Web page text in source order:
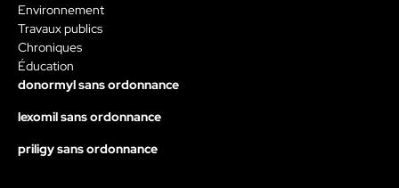
Environnement
Travaux publics
Chroniques
Éducation
donormyl sans ordonnance
lexomil sans ordonnance
priligy sans ordonnance